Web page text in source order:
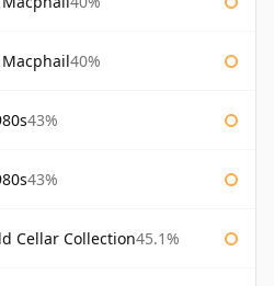
40%
43%
43%
Cellar Collection45.1%